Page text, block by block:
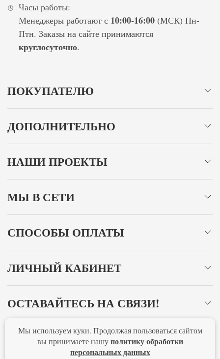
Часы работы:
Менеджеры работают с 10:00-16:00(МСК) Пн-
Птн. Заказы на сайте принимаются
круглосуточно.
ПОКУПАТЕЛЮ
ДОПОЛНИТЕЛЬНО
НАШИ ПРОЕКТЫ
МЫ В СЕТИ
СПОСОБЫ ОПЛАТЫ
ЛИЧНЫЙ КАБИНЕТ
ОСТАВАЙТЕСЬ НА СВЯЗИ!
Главная Политика конфиденциальности
Оферта
Новости
Мы используем куки. Продолжая пользоваться сайтом
вы принимаете нашуполитику обработки
персональных данных